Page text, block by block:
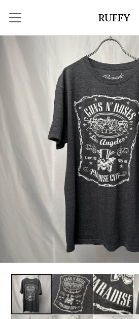
RUFFY